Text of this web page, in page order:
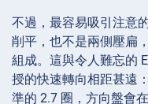
不過，最容易吸引注意
削平，也不是兩側壓扁
組成。這與令人難忘的
授的快速轉向相距甚遠
準的 2.7 圈，方向盤會